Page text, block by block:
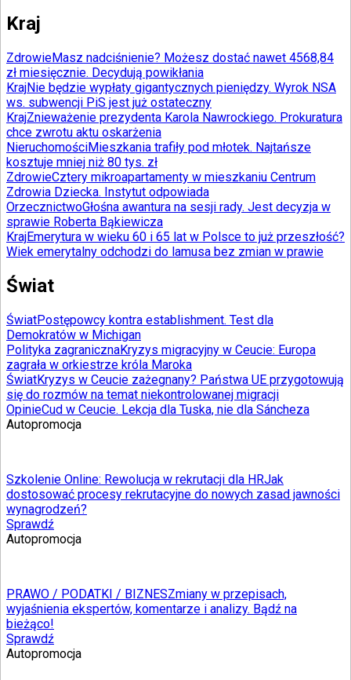
Kraj
ZdrowieMasz nadciśnienie? Możesz dostać nawet 4568,84
zł miesięcznie. Decydują powikłania
KrajNie będzie wypłaty gigantycznych pieniędzy. Wyrok NSA
ws. subwencji PiS jest już ostateczny
KrajZnieważenie prezydenta Karola Nawrockiego. Prokuratura
chce zwrotu aktu oskarżenia
NieruchomościMieszkania trafiły pod młotek. Najtańsze
kosztuje mniej niż 80 tys. zł
ZdrowieCztery mikroapartamenty w mieszkaniu Centrum
Zdrowia Dziecka. Instytut odpowiada
OrzecznictwoGłośna awantura na sesji rady. Jest decyzja w
sprawie Roberta Bąkiewicza
KrajEmerytura w wieku 60 i 65 lat w Polsce to już przeszłość?
Wiek emerytalny odchodzi do lamusa bez zmian w prawie
Świat
ŚwiatPostępowcy kontra establishment. Test dla
Demokratów w Michigan
Polityka zagranicznaKryzys migracyjny w Ceucie: Europa
zagrała w orkiestrze króla Maroka
ŚwiatKryzys w Ceucie zażegnany? Państwa UE przygotowują
się do rozmów na temat niekontrolowanej migracji
OpinieCud w Ceucie. Lekcja dla Tuska, nie dla Sáncheza
Autopromocja
Szkolenie Online: Rewolucja w rekrutacji dla HRJak
dostosować procesy rekrutacyjne do nowych zasad jawności
wynagrodzeń?
Sprawdź
Autopromocja
PRAWO / PODATKI / BIZNESZmiany w przepisach,
wyjaśnienia ekspertów, komentarze i analizy. Bądź na
bieżąco!
Sprawdź
Autopromocja